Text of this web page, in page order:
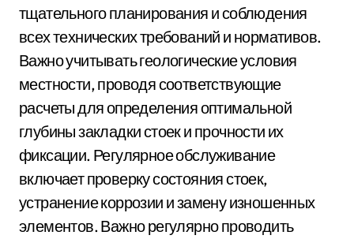
тщательного планирования и соблюдения
всех технических требований и нормативов.
Важно учитывать геологические условия
местности, проводя соответствующие
расчеты для определения оптимальной
глубины закладки стоек и прочности их
фиксации. Регулярное обслуживание
включает проверку состояния стоек,
устранение коррозии и замену изношенных
элементов. Важно регулярно проводить